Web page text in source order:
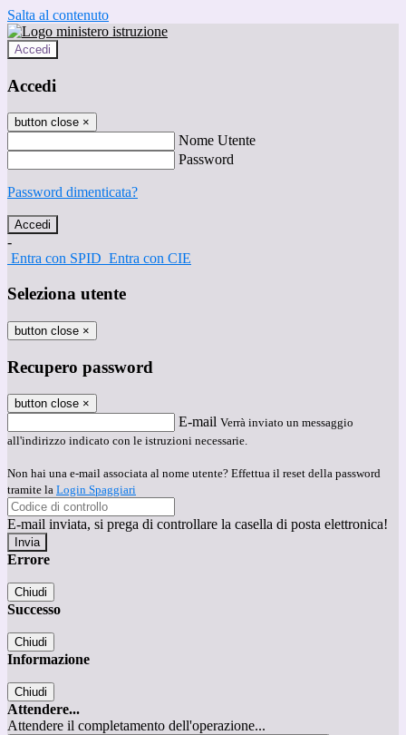
Salta al contenuto
Accedi
Accedi
button close ×
Nome Utente
Password
Password dimenticata?
-
Entra con SPID Entra con CIE
Seleziona utente
button close ×
Recupero password
button close ×
E-mail Verrà inviato un messaggio
all'indirizzo indicato con le istruzioni necessarie.
Non hai una e-mail associata al nome utente? Effettua il reset della password
tramite la Login Spaggiari
E-mail inviata, si prega di controllare la casella di posta elettronica!
Errore
Chiudi
Successo
Chiudi
Informazione
Chiudi
Attendere...
Attendere il completamento dell'operazione...